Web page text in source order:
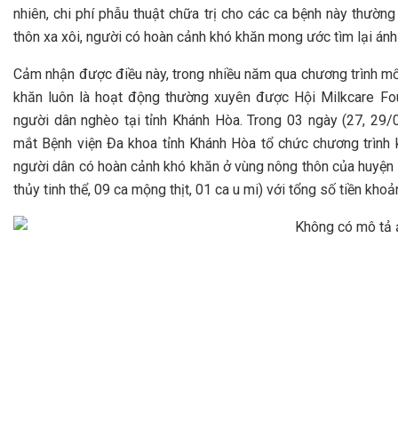
nhiên, chi phí phẫu thuật chữa trị cho các ca bệnh này
thôn xa xôi, người có hoàn cảnh khó khăn mong ước tìm lại
Cảm nhận được điều này, trong nhiều năm qua chương trình
khăn luôn là hoạt động thường xuyên được Hội Milkcare
người dân nghèo tại tỉnh Khánh Hòa. Trong 03 ngày (27,
mắt Bệnh viện Đa khoa tỉnh Khánh Hòa tổ chức chương
người dân có hoàn cảnh khó khăn ở vùng nông thôn của
thủy tinh thể, 09 ca mộng thịt, 01 ca u mi) với tổng số tiền